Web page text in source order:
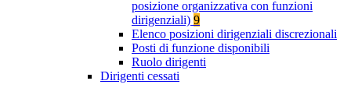
posizione organizzativa con funzioni
dirigenziali) 9
Elenco posizioni dirigenziali discrezionali
Posti di funzione disponibili
Ruolo dirigenti
Dirigenti cessati